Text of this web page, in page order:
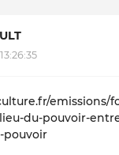
emissions/
du-pouvoir-
pouvoir